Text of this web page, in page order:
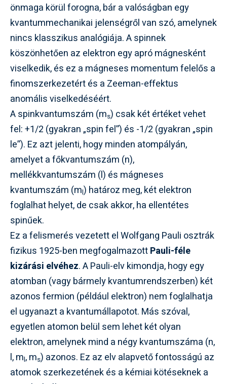
önmaga körül forogna, bár a valóságban egy
kvantummechanikai jelenségről van szó, amelynek
nincs klasszikus analógiája. A spinnek
köszönhetően az elektron egy apró mágnesként
viselkedik, és ez a mágneses momentum felelős a
finomszerkezetért és a Zeeman-effektus
anomális viselkedéséért.
A spinkvantumszám (ms) csak két értéket vehet
fel: +1/2 (gyakran „spin fel”) és -1/2 (gyakran „spin
le”). Ez azt jelenti, hogy minden atompályán,
amelyet a főkvantumszám (n),
mellékkvantumszám (l) és mágneses
kvantumszám (ml) határoz meg, két elektron
foglalhat helyet, de csak akkor, ha ellentétes
spinűek.
Ez a felismerés vezetett el Wolfgang Pauli osztrák
fizikus 1925-ben megfogalmazottPauli-féle
kizárási elvéhez. A Pauli-elv kimondja, hogy egy
atomban (vagy bármely kvantumrendszerben) két
azonos fermion (például elektron) nem foglalhatja
el ugyanazt a kvantumállapotot. Más szóval,
egyetlen atomon belül sem lehet két olyan
elektron, amelynek mind a négy kvantumszáma (n,
l, ml, ms) azonos. Ez az elv alapvető fontosságú az
atomok szerkezetének és a kémiai kötéseknek a